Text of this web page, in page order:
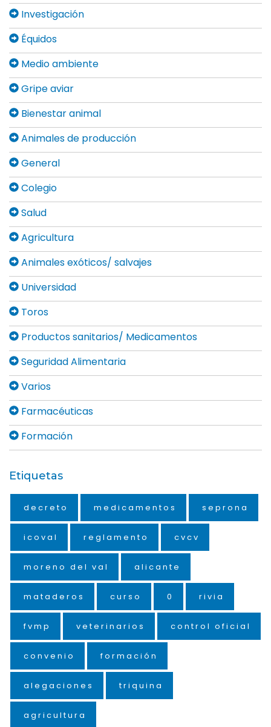
Investigación
Équidos
Medio ambiente
Gripe aviar
Bienestar animal
Animales de producción
General
Colegio
Salud
Agricultura
Animales exóticos/ salvajes
Universidad
Toros
Productos sanitarios/ Medicamentos
Seguridad Alimentaria
Varios
Farmacéuticas
Formación
Etiquetas
decreto medicamentos seprona
icoval reglamento cvcv
moreno del val alicante
mataderos curso 0 rivia
fvmp veterinarios control oficial
convenio formación
alegaciones triquina
agricultura